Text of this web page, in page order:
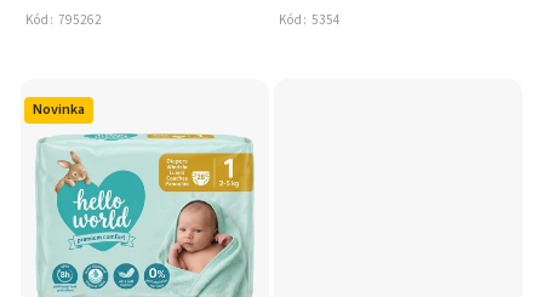
Kód: 795262 Kód: 5354
Novinka